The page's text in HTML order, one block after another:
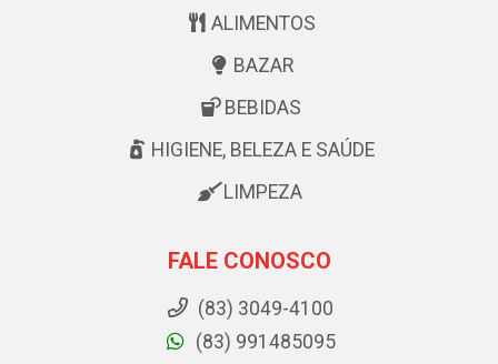
ALIMENTOS
BAZAR
BEBIDAS
HIGIENE, BELEZA E SAÚDE
LIMPEZA
FALE CONOSCO
(83) 3049-4100
(83) 991485095